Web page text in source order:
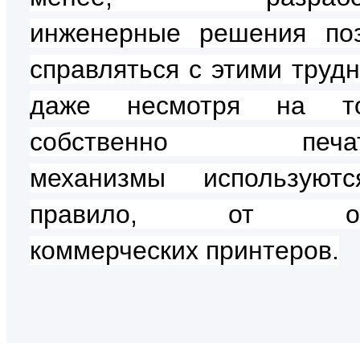
инженерные решения
справляться с этими
даже несмотря на
собственно
механизмы
правило, от
коммерческих принтеров.